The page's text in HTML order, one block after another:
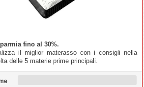
fino al 30%.
il miglior materasso con i consigli nella
delle 5 materie prime principali.
ARTICOLI RECENTI
DEL MATERASSO: IL
LA SCARPA E I CAVALIERI